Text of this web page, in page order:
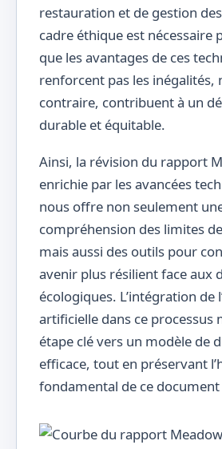
restauration et de gestion
cadre éthique est nécessaire
que les avantages de ces
renforcent pas les inégalités,
contraire, contribuent à un
durable et équitable.
Ainsi, la révision du rapport
enrichie par les avancées
nous offre non seulement
compréhension des limites
mais aussi des outils pour
avenir plus résilient face aux
écologiques. L’intégration de
artificielle dans ce processus
étape clé vers un modèle de
efficace, tout en préservant
fondamental de ce